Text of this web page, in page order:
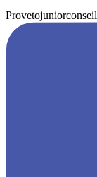
Provetojuniorconseil